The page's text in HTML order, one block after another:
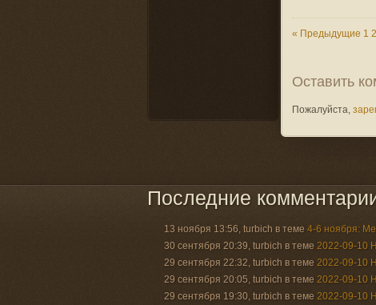
« Предыдущие 1 2
Оставить
Пожалуйста,
Последние
13 ноября 13:56, turbich в теме 4-6 ноября:
30 сентября 20:39, turbich в теме 2022-09-10
29 сентября 22:32, turbich в теме 2022-09-10
29 сентября 20:05, turbich в теме 2022-09-10
29 сентября 19:30, turbich в теме 2022-09-10